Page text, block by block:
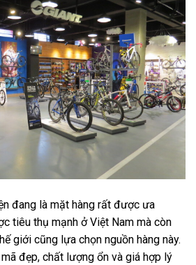
đang là mặt hàng rất được ưa
tiêu thụ mạnh ở Việt Nam mà còn
giới cũng lựa chọn nguồn hàng này.
đẹp, chất lượng ổn và giá hợp lý